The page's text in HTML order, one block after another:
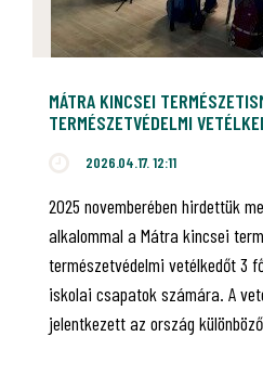
MÁTRA KINCSEI
TERMÉSZETVÉDELMI
2026.04.17. 12:11
2025 novemberében hirdettük
alkalommal a Mátra kincsei
természetvédelmi vetélkedőt 3
iskolai csapatok számára. A
jelentkezett az ország